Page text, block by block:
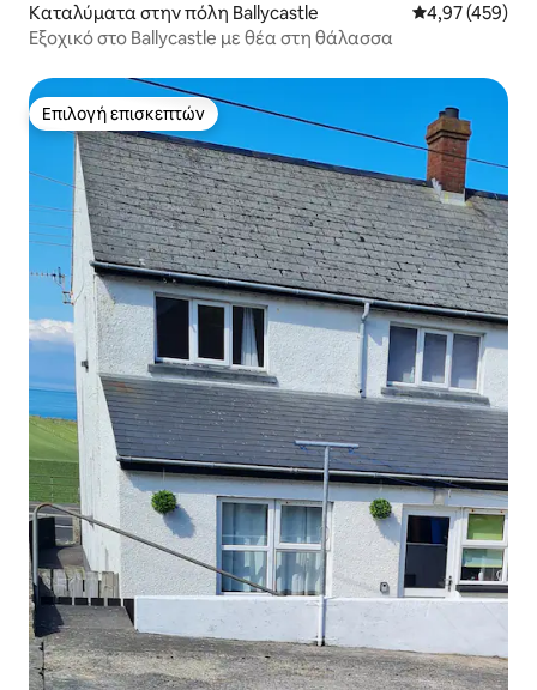
Καταλύματα στην πόλη Ballycastle Μέση
4,97 (459)
Εξοχικό στο Ballycastle με θέα στη θάλασσα
Επιλογή επισκεπτών
Επιλογή επισκεπτών